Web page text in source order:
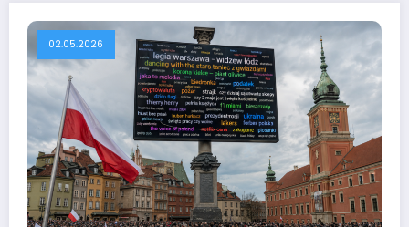
02.05.2026